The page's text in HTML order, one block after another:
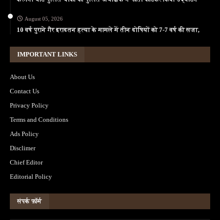
August 05, 2026
10 वर्ष पुराने गैर इरादतन हत्या के मामले में तीन दोषियों को 7-7 वर्ष की सजा,
IMPORTANT LINKS
About Us
Contact Us
Privacy Policy
Terms and Conditions
Ads Policy
Disclimer
Chief Editor
Editorial Policy
संपर्क फ़ॉर्म